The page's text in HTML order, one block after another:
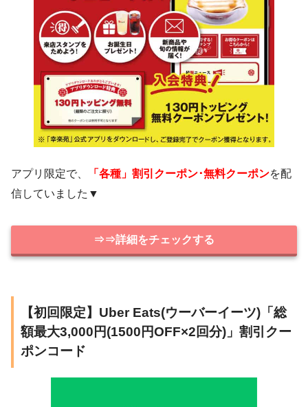
アプリ限定で、 「各種」割引クーポン･無料クーポンを配
信していました▼
⇒⇒詳細をチェックする
【初回限定】Uber Eats(ウーバーイーツ)「総
額最大3,000円(1500円OFF×2回分)」割引クー
ポンコード